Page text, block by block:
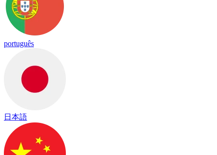
português
日本語